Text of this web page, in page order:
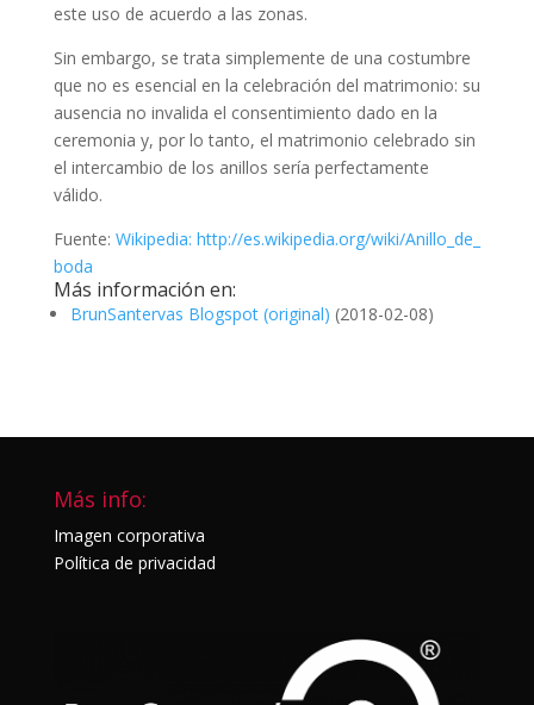
este uso de acuerdo a las zonas.
Sin embargo, se trata simplemente de una costumbre
que no es esencial en la celebración del matrimonio: su
ausencia no invalida el consentimiento dado en la
ceremonia y, por lo tanto, el matrimonio celebrado sin
el intercambio de los anillos sería perfectamente
válido.
Fuente: Wikipedia: http://es.wikipedia.org/wiki/Anillo_de_
boda
Más información en:
BrunSantervas Blogspot (original) (2018-02-08)
Más info:
Imagen corporativa
Política de privacidad